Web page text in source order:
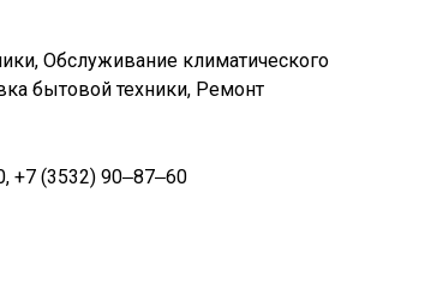
Обслуживание климатического
бытовой техники, Ремонт
+7 (3532) 90‒87‒60